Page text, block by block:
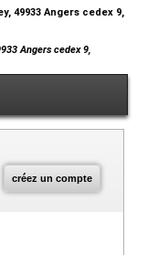
49933 Angers cedex 9,
Angers cedex 9,
créez un compte